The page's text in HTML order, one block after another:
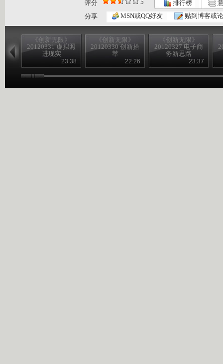
评分 5 排行榜
分享
MSN或QQ好友 贴到博客或
《创新无限》
20120331 虚拟照
进现实
23:38
《创新无限》
20120330 创新拾
萃
22:26
《创新无限》
20120327 电子商
务新思路
23:37